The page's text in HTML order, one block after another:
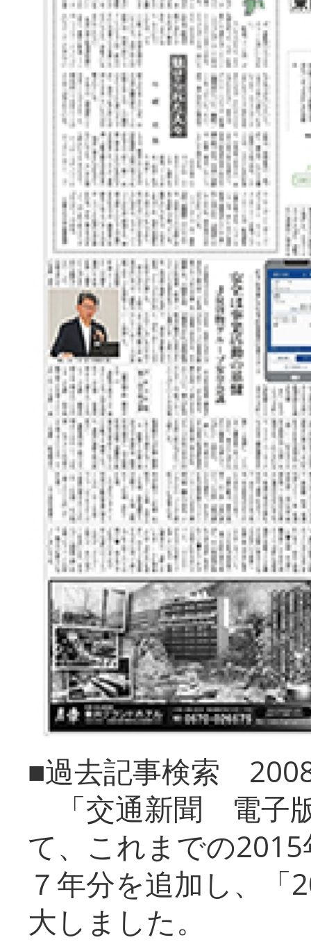
■過去記事検索
「交通新聞 電子
て、これまでの
７年分を追加し、「
大しまし